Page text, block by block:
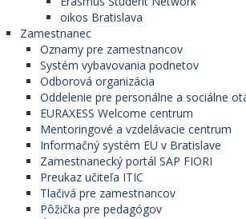
oikos Bratislava
Zamestnanec
Oznamy pre zamestnancov
Systém vybavovania podnetov
Odborová organizácia
Oddelenie pre personálne a sociálne
EURAXESS Welcome centrum
Mentoringové a vzdelávacie centrum
Informačný systém EU v Bratislave
Zamestnanecký portál SAP FIORI
Preukaz učiteľa ITIC
Tlačivá pre zamestnancov
Pôžička pre pedagógov